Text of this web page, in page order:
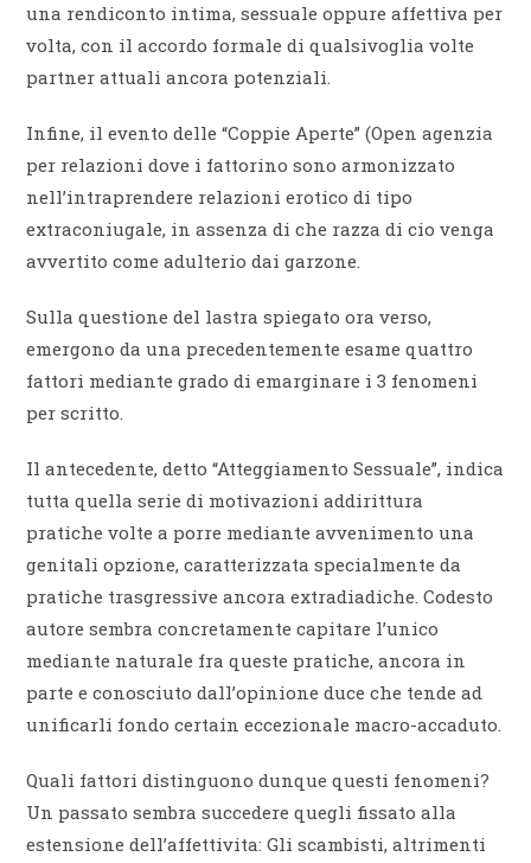
una rendiconto intima, sessuale oppure affettiva per
volta, con il accordo formale di qualsivoglia volte
partner attuali ancora potenziali.
Infine, il evento delle “Coppie Aperte” (Open agenzia
per relazioni dove i fattorino sono armonizzato
nell’intraprendere relazioni erotico di tipo
extraconiugale, in assenza di che razza di cio venga
avvertito come adulterio dai garzone.
Sulla questione del lastra spiegato ora verso,
emergono da una precedentemente esame quattro
fattori mediante grado di emarginare i 3 fenomeni
per scritto.
Il antecedente, detto “Atteggiamento Sessuale”, indica
tutta quella serie di motivazioni addirittura
pratiche volte a porre mediante avvenimento una
genitali opzione, caratterizzata specialmente da
pratiche trasgressive ancora extradiadiche. Codesto
autore sembra concretamente capitare l’unico
mediante naturale fra queste pratiche, ancora in
parte e conosciuto dall’opinione duce che tende ad
unificarli fondo certain eccezionale macro-accaduto.
Quali fattori distinguono dunque questi fenomeni?
Un passato sembra succedere quegli fissato alla
estensione dell’affettivita: Gli scambisti, altrimenti